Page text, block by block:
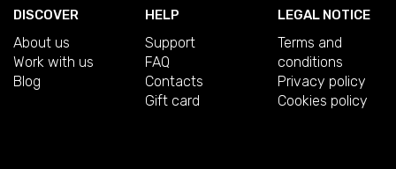
DISCOVER
About us
Work with us
Blog
HELP
Support
FAQ
Contacts
Gift card
LEGAL NOTICE
Terms and
conditions
Privacy policy
Cookies policy